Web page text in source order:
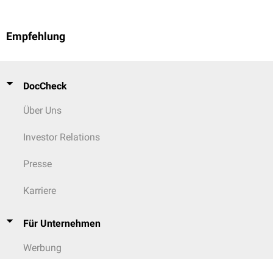
Empfehlung
DocCheck
Über Uns
Investor Relations
Presse
Karriere
Für Unternehmen
Werbung